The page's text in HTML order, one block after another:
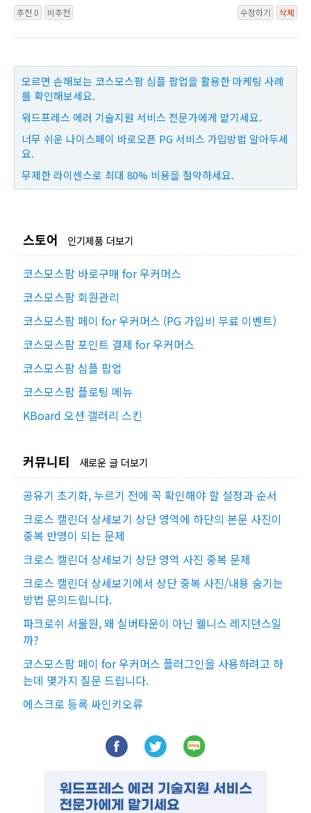
추천 0 비추천 수정하기 삭제
모르면 손해보는 코스모스팜 심플 팝업을 활용한 마케팅 사례
를 확인해보세요.
워드프레스 에러 기술지원 서비스 전문가에게 맡기세요.
너무 쉬운 나이스페이 바로오픈 PG 서비스 가입방법 알아두세
요.
무제한 라이센스로 최대 80% 비용을 절약하세요.
스토어 인기제품 더보기
코스모스팜 바로구매 for 우커머스
코스모스팜 회원관리
코스모스팜 페이 for 우커머스 (PG 가입비 무료 이벤트)
코스모스팜 포인트 결제 for 우커머스
코스모스팜 심플 팝업
코스모스팜 플로팅 메뉴
KBoard 오션 갤러리 스킨
커뮤니티 새로운 글 더보기
공유기 초기화, 누르기 전에 꼭 확인해야 할 설정과 순서
크로스 캘린더 상세보기 상단 영역에 하단의 본문 사진이
중복 반영이 되는 문제
크로스 캘린더 상세보기 상단 영역 사진 중복 문제
크로스 캘린더 상세보기에서 상단 중복 사진/내용 숨기는
방법 문의드립니다.
파크로쉬 서울원, 왜 실버타운이 아닌 웰니스 레지던스일
까?
코스모스팜 페이 for 우커머스 플러그인을 사용하려고 하
는데 몇가지 질문 드립니다.
에스크로 등록 싸인키오류